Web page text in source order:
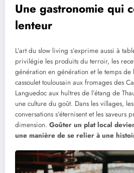
Une gastronomie qui
lenteur
L’art du slow living s’exprime aussi à
privilégie les produits du terroir, les
génération en génération et le temps de
cassoulet toulousain aux fromages des
Languedoc aux huîtres de l’étang de
une culture du goût. Dans les villages,
conversations s’éternisent et les saveurs
dimension. Goûter un plat local
une manière de se relier à une